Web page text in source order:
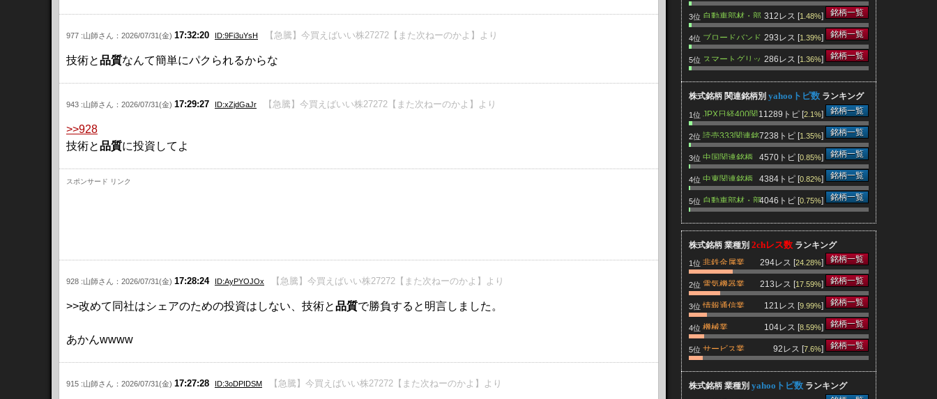
977 :山師さん：2026/07/31(金) 17:32:20 ID:9Fi3uYsH 【急騰】今買えばいい株27272【また次ねーのかよ】より
技術と品質なんて簡単にパクられるからな
943 :山師さん：2026/07/31(金) 17:29:27 ID:xZjdGaJr 【急騰】今買えばいい株27272【また次ねーのかよ】より
>>928
技術と品質に投資してよ
スポンサード リンク
928 :山師さん：2026/07/31(金) 17:28:24 ID:AyPYOJOx 【急騰】今買えばいい株27272【また次ねーのかよ】より
>>改めて同社はシェアのための投資はしない、技術と品質で勝負すると明言しました。
あかんwwww
915 :山師さん：2026/07/31(金) 17:27:28 ID:3oDPIDSM 【急騰】今買えばいい株27272【また次ねーのかよ】より
柄
3位 自動車部材・部
品関連銘柄
312レス [1.48%] 銘柄一覧
4位 ブロードバンド
関連銘柄
293レス [1.39%] 銘柄一覧
5位 スマートグリッ
ド関連銘柄
286レス [1.36%] 銘柄一覧
株式銘柄 関連銘柄別 yahooトピ数 ランキング
1位 JPX日経400関
連銘柄
11289トピ [2.1%] 銘柄一覧
2位 読売333関連銘
柄
7238トピ [1.35%] 銘柄一覧
3位 中国関連銘柄 4570トピ [0.85%] 銘柄一覧
4位 中東関連銘柄 4384トピ [0.82%] 銘柄一覧
5位 自動車部材・部
品関連銘柄
4046トピ [0.75%] 銘柄一覧
株式銘柄 業種別 2chレス数 ランキング
1位 非鉄金属業 294レス [24.28%] 銘柄一覧
2位 電気機器業 213レス [17.59%] 銘柄一覧
3位 情報通信業 121レス [9.99%] 銘柄一覧
4位 機械業 104レス [8.59%] 銘柄一覧
5位 サービス業 92レス [7.6%] 銘柄一覧
株式銘柄 業種別 yahooトピ数 ランキング